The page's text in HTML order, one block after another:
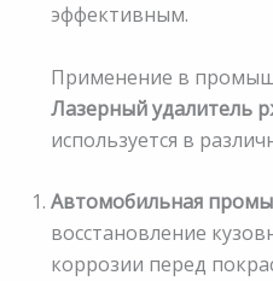
эффективным.
Применение в
Лазерный удалитель
используется в
Автомобильная
восстановление
коррозии перед